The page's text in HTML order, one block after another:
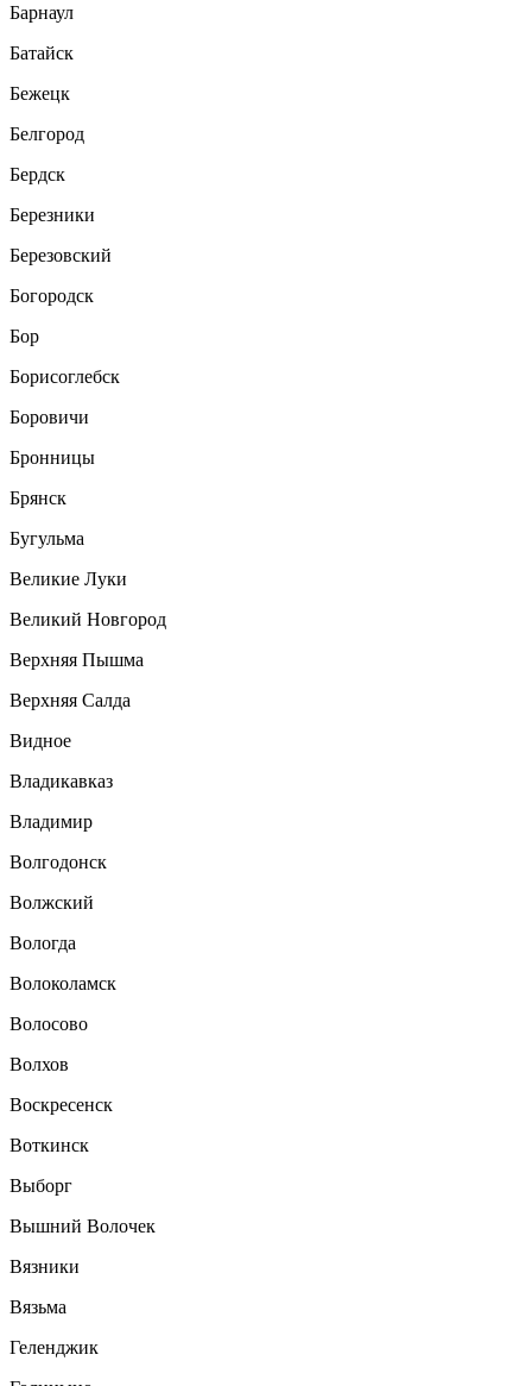
Барнаул
Батайск
Бежецк
Белгород
Бердск
Березники
Березовский
Богородск
Бор
Борисоглебск
Боровичи
Бронницы
Брянск
Бугульма
Великие Луки
Великий Новгород
Верхняя Пышма
Верхняя Салда
Видное
Владикавказ
Владимир
Волгодонск
Волжский
Вологда
Волоколамск
Волосово
Волхов
Воскресенск
Воткинск
Выборг
Вышний Волочек
Вязники
Вязьма
Геленджик